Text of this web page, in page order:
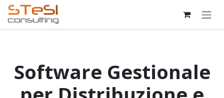
Passa al contenuto
Software Gestionale